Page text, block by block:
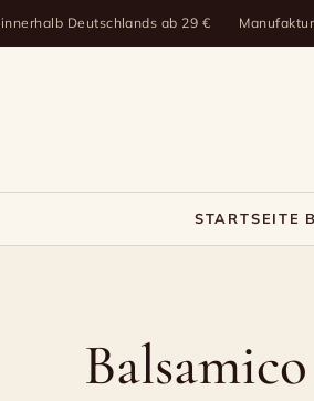
Deutschlands ab 29 €
STARTSEITE